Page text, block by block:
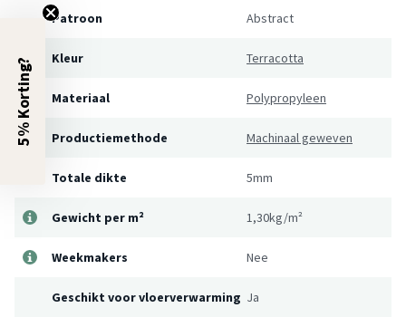
Patroon Abstract
Kleur Terracotta
Materiaal Polypropyleen
Productiemethode Machinaal geweven
Totale dikte 5mm
Gewicht per m² 1,30kg/m²
Weekmakers Nee
Geschikt voor vloerverwarming Ja
5% Korting?